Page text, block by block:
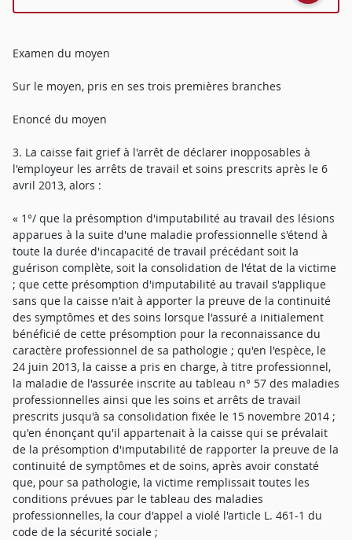
Examen du moyen
Sur le moyen, pris en ses trois premières branches
Enoncé du moyen
3. La caisse fait grief à l'arrêt de déclarer inopposables à
l'employeur les arrêts de travail et soins prescrits après le 6
avril 2013, alors :
« 1°/ que la présomption d'imputabilité au travail des lésions
apparues à la suite d'une maladie professionnelle s'étend à
toute la durée d'incapacité de travail précédant soit la
guérison complète, soit la consolidation de l'état de la victime
; que cette présomption d'imputabilité au travail s'applique
sans que la caisse n'ait à apporter la preuve de la continuité
des symptômes et des soins lorsque l'assuré a initialement
bénéficié de cette présomption pour la reconnaissance du
caractère professionnel de sa pathologie ; qu'en l'espèce, le
24 juin 2013, la caisse a pris en charge, à titre professionnel,
la maladie de l'assurée inscrite au tableau n° 57 des maladies
professionnelles ainsi que les soins et arrêts de travail
prescrits jusqu'à sa consolidation fixée le 15 novembre 2014 ;
qu'en énonçant qu'il appartenait à la caisse qui se prévalait
de la présomption d'imputabilité de rapporter la preuve de la
continuité de symptômes et de soins, après avoir constaté
que, pour sa pathologie, la victime remplissait toutes les
conditions prévues par le tableau des maladies
professionnelles, la cour d'appel a violé l'article L. 461-1 du
code de la sécurité sociale ;